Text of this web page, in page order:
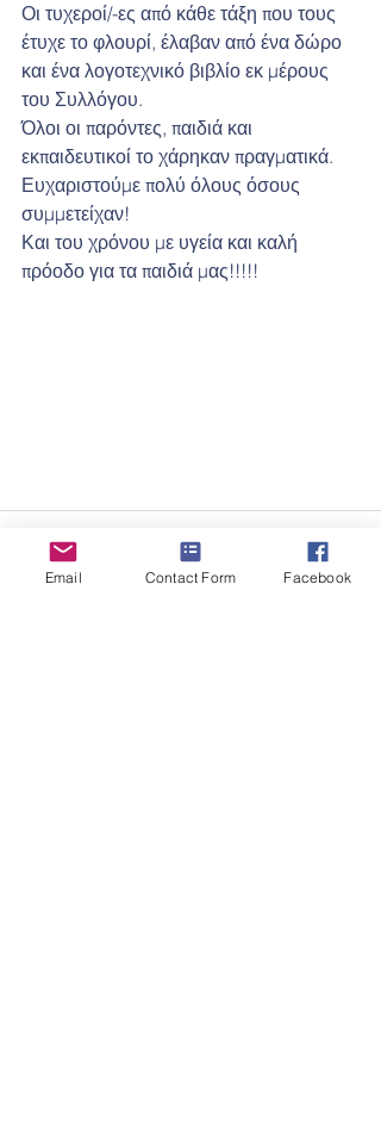
Οι τυχεροί/-ες από κάθε τάξη που τους
έτυχε το φλουρί, έλαβαν από ένα δώρο
και ένα λογοτεχνικό βιβλίο εκ μέρους
του Συλλόγου.
Όλοι οι παρόντες, παιδιά και
εκπαιδευτικοί το χάρηκαν πραγματικά.
Ευχαριστούμε πολύ όλους όσους
συμμετείχαν!
Και του χρόνου με υγεία και καλή
πρόοδο για τα παιδιά μας!!!!!
Email Contact Form Facebook